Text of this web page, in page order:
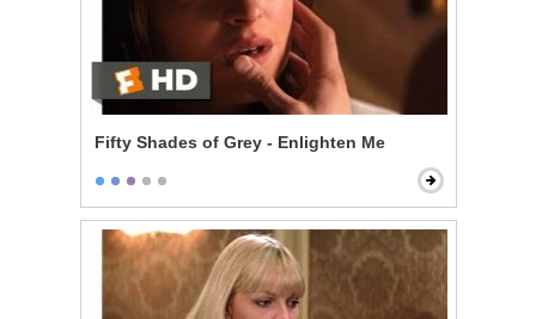
Fifty Shades of Grey - Enlighten Me